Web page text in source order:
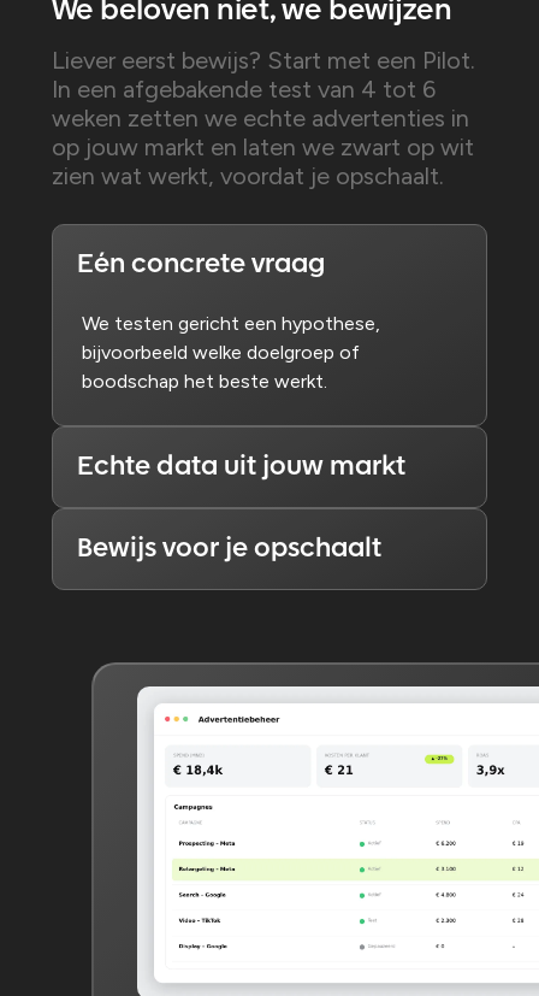
We beloven niet, we bewijzen
Liever eerst bewijs? Start met een Pilot.
In een afgebakende test van 4 tot 6
weken zetten we echte advertenties in
op jouw markt en laten we zwart op wit
zien wat werkt, voordat je opschaalt.
Eén concrete vraag
We testen gericht een hypothese,
bijvoorbeeld welke doelgroep of
boodschap het beste werkt.
Echte data uit jouw markt
Bewijs voor je opschaalt